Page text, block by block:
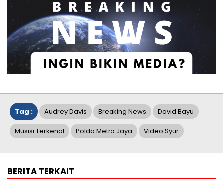
Tag : Audrey Davis Breaking News David Bayu
Musisi Terkenal Polda Metro Jaya Video Syur
BERITA TERKAIT